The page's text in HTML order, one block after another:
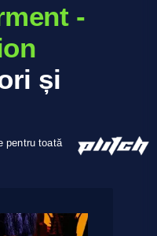
-
și
pentru toată